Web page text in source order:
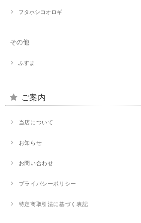
フタホシコオロギ
その他
ふすま
ご案内
当店について
お知らせ
お問い合わせ
プライバシーポリシー
特定商取引法に基づく表記